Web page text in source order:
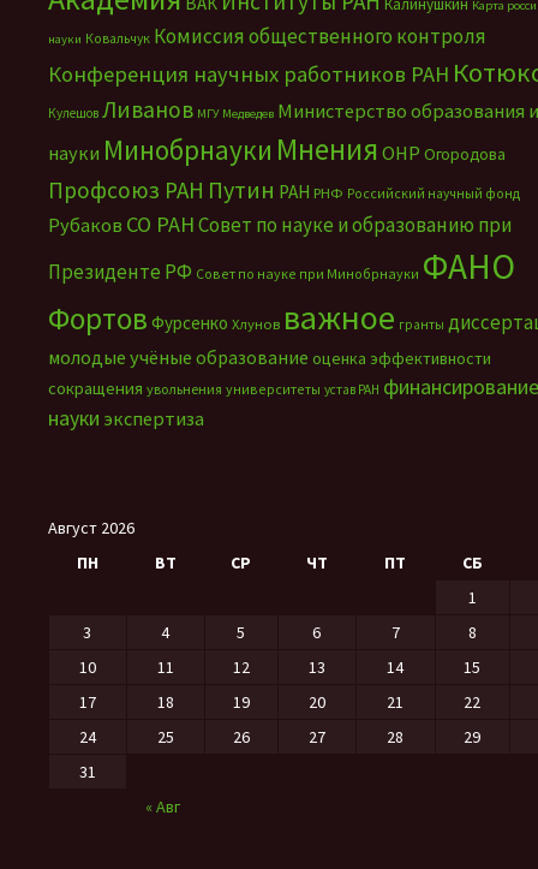
Калинушкин Карта
науки Ковальчук Комиссия общественного контроля
Конференция научных работников РАН
Кулешов Ливанов МГУ Медведев Министерство образования и
науки Минобрнауки Мнения ОНР Огородова
Профсоюз РАН Путин РАН РНФ Российский научный фонд
Рубаков СО РАНСовет по науке и образованию при
Президенте РФ Совет по науке при Минобрнауки ФАНО
Фортов Фурсенко Хлунов важное гранты
молодые учёные образование оценка эффективности
сокращения увольнения университеты устав РАН финансирование
науки экспертиза
Август 2026
ПН
ВТ СР ЧТ ПТ СБ
« Авг
1
3
4 5 6 7
8
10
11 12 13 14
15
17
18 19 20 21
22
24
25 26 27 28
29
31